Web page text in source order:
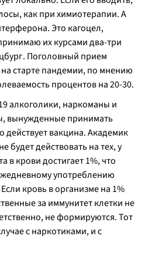
как при химиотерапии. А
Это кагоцел,
их курсами два-три
Поголовный прием
старте пандемии, по мнению
процентов на 20-30.
алкоголики, наркоманы и
вынужденные принимать
действует вакцина. Академик
будет действовать на тех, у
в крови достигает 1%, что
употреблению
кровь в организме на 1%
за иммунитет клетки не
не формируются. Тот
с наркотиками, и с